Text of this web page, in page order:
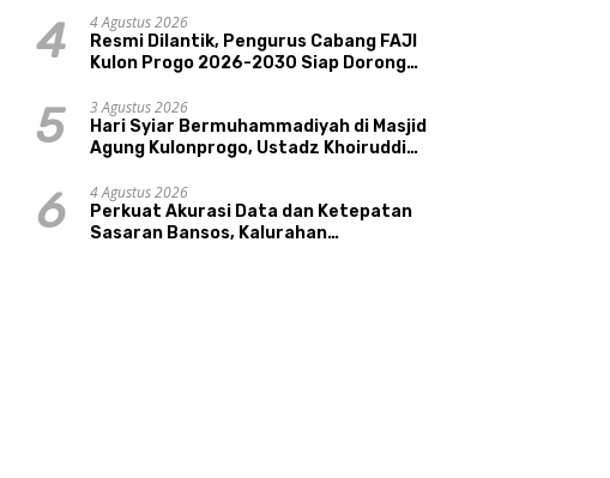
Tourism Sungai Progo
4
4 Agustus 2026
Resmi Dilantik, Pengurus Cabang FAJI
Kulon Progo 2026-2030 Siap Dorong
Sungai Progo
5
3 Agustus 2026
Hari Syiar Bermuhammadiyah di Masjid
Agung Kulonprogo, Ustadz Khoiruddin
Sakinah Adalah Agama
6
4 Agustus 2026
Perkuat Akurasi Data dan Ketepatan
Sasaran Bansos, Kalurahan